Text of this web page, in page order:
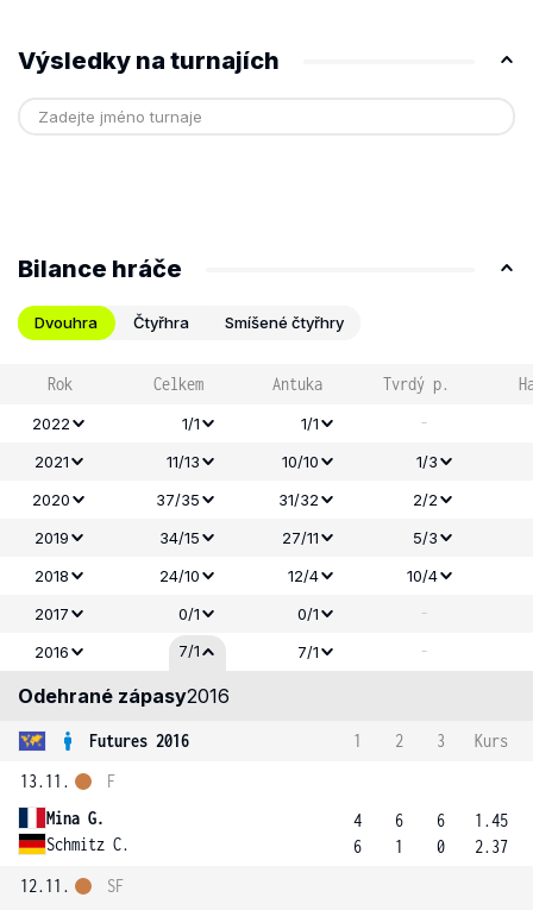
Výsledky na turnajích
Bilance hráče
Dvouhra Čtyřhra Smíšené čtyřhry
Rok Celkem Antuka Tvrdý p.
2022 1/1 1/1 -
2021 11/13 10/10
1/3
2020
37/35 31/32
2/2
2019
34/15 27/11
5/3
2018
24/10 12/4 10/4
2017
0/1 0/1 -
2016 7/1 7/1 -
Odehrané zápasy2016
Futures 2016 1 2 3
Kurs
13.11.
Mina G.
Schmitz C.
F
4
6
6
1
6
0
1.45
2.37
12.11.
SF